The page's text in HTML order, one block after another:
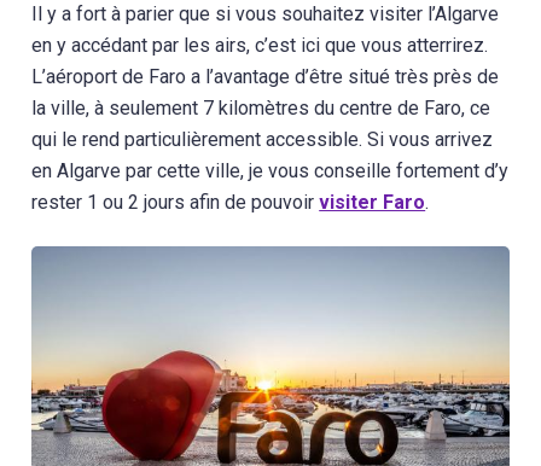
Il y a fort à parier que si vous souhaitez visiter l’Algarve
en y accédant par les airs, c’est ici que vous atterrirez.
L’aéroport de Faro a l’avantage d’être situé très près de
la ville, à seulement 7 kilomètres du centre de Faro, ce
qui le rend particulièrement accessible. Si vous arrivez
en Algarve par cette ville, je vous conseille fortement d’y
rester 1 ou 2 jours afin de pouvoirvisiter Faro.